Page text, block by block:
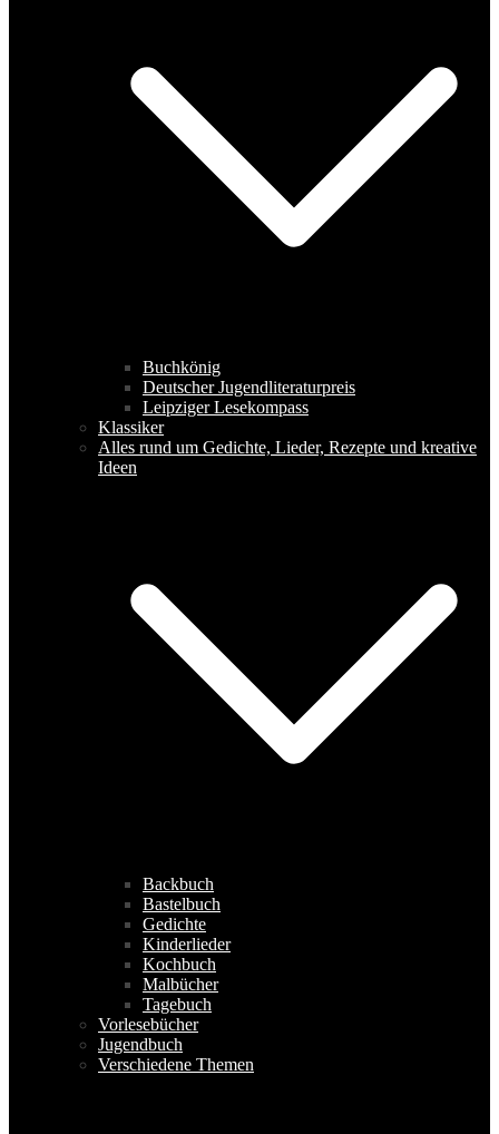
Buchkönig
Deutscher Jugendliteraturpreis
Leipziger Lesekompass
Klassiker
Alles rund um Gedichte, Lieder, Rezepte und kreative
Ideen
Backbuch
Bastelbuch
Gedichte
Kinderlieder
Kochbuch
Malbücher
Tagebuch
Vorlesebücher
Jugendbuch
Verschiedene Themen